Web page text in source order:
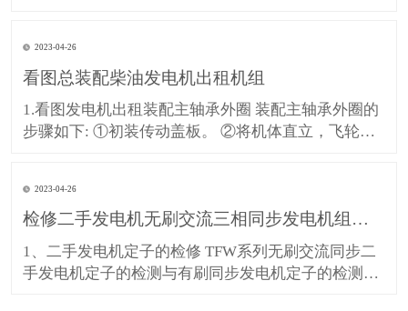
和控制用蓄电瓶、保护装置、应急柜等部件组成。
1、柴油机房内严禁明火。 2、柴油机房内若有动火工
作，必须经有
2023-04-26
看图总装配柴油发电机出租机组
1.看图发电机出租装配主轴承外圈 装配主轴承外圈的
步骤如下: ①初装传动盖板。 ②将机体直立，飞轮端
再将轴承外圈放入轴承座孔内。用专用压板和金属棒
将轴承外圈打人，此后再装配一个锁簧。按上述方法
将所有主
2023-04-26
检修二手发电机无刷交流三相同步发电机组成部件
1、二手发电机定子的检修 TFW系列无刷交流同步二
手发电机定子的检测与有刷同步发电机定子的检测一